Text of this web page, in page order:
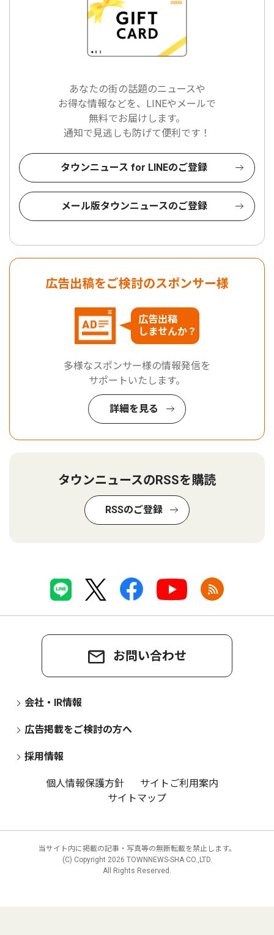
あなたの街の話題のニュースや
お得な情報などを、LINEやメールで
無料でお届けします。
通知で見逃しも防げて便利です！
タウンニュース for LINEのご登録
メール版タウンニュースのご登録
広告出稿をご検討のスポンサー様
広告出稿
しませんか？
多様なスポンサー様の情報発信を
サポートいたします。
詳細を見る
タウンニュースのRSSを購読
RSSのご登録
お問い合わせ
会社・IR情報
広告掲載をご検討の方へ
採用情報
個人情報保護方針
サイトご利用案内
サイトマップ
当サイト内に掲載の記事・写真等の無断転載を禁止します。
(C) Copyright 2026 TOWNNEWS-SHA CO.,LTD.
All Rights Reserved.